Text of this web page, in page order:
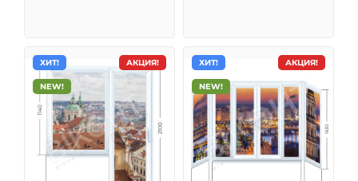
АКЦИЯ!
ХИТ!
NEW!
АКЦИЯ!
ХИТ!
NEW!